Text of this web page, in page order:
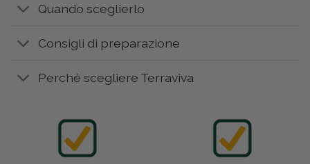
Quando sceglierlo
Consigli di preparazione
Perché scegliere Terraviva